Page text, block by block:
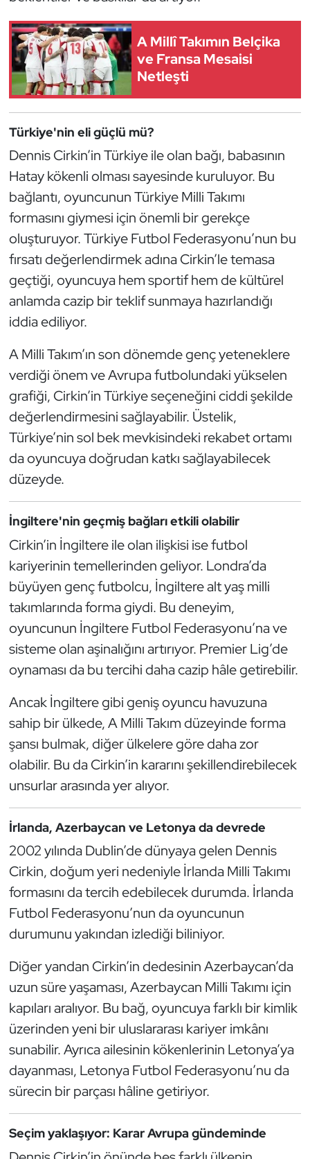
A Millî Takımın Belçika
ve Fransa Mesaisi
Netleşti
Türkiye'nin eli güçlü mü?
Dennis Cirkin’in Türkiye ile olan bağı, babasının
Hatay kökenli olması sayesinde kuruluyor. Bu
bağlantı, oyuncunun Türkiye Milli Takımı
formasını giymesi için önemli bir gerekçe
oluşturuyor. Türkiye Futbol Federasyonu’nun bu
fırsatı değerlendirmek adına Cirkin’le temasa
geçtiği, oyuncuya hem sportif hem de kültürel
anlamda cazip bir teklif sunmaya hazırlandığı
iddia ediliyor.
A Milli Takım’ın son dönemde genç yeteneklere
verdiği önem ve Avrupa futbolundaki yükselen
grafiği, Cirkin’in Türkiye seçeneğini ciddi şekilde
değerlendirmesini sağlayabilir. Üstelik,
Türkiye’nin sol bek mevkisindeki rekabet ortamı
da oyuncuya doğrudan katkı sağlayabilecek
düzeyde.
İngiltere'nin geçmiş bağları etkili olabilir
Cirkin’in İngiltere ile olan ilişkisi ise futbol
kariyerinin temellerinden geliyor. Londra’da
büyüyen genç futbolcu, İngiltere alt yaş milli
takımlarında forma giydi. Bu deneyim,
oyuncunun İngiltere Futbol Federasyonu’na ve
sisteme olan aşinalığını artırıyor. Premier Lig’de
oynaması da bu tercihi daha cazip hâle getirebilir.
Ancak İngiltere gibi geniş oyuncu havuzuna
sahip bir ülkede, A Milli Takım düzeyinde forma
şansı bulmak, diğer ülkelere göre daha zor
olabilir. Bu da Cirkin’in kararını şekillendirebilecek
unsurlar arasında yer alıyor.
İrlanda, Azerbaycan ve Letonya da devrede
2002 yılında Dublin’de dünyaya gelen Dennis
Cirkin, doğum yeri nedeniyle İrlanda Milli Takımı
formasını da tercih edebilecek durumda. İrlanda
Futbol Federasyonu’nun da oyuncunun
durumunu yakından izlediği biliniyor.
Diğer yandan Cirkin’in dedesinin Azerbaycan’da
uzun süre yaşaması, Azerbaycan Milli Takımı için
kapıları aralıyor. Bu bağ, oyuncuya farklı bir kimlik
üzerinden yeni bir uluslararası kariyer imkânı
sunabilir. Ayrıca ailesinin kökenlerinin Letonya’ya
dayanması, Letonya Futbol Federasyonu’nu da
sürecin bir parçası hâline getiriyor.
Seçim yaklaşıyor: Karar Avrupa gündeminde
Hentbol
İşitme Engelli Sporcular
Judo ve Kuraş
Kano ve Rafting
Karate
Kayak
Kempo
Kick Boks
Kürek
Masa Tenisi
Modern Pentatlon
Motor Sporları
Muay Thai
Okçuluk
Optimist
Oryantiring
Özel Sporcular
Paralimpik
Ragbi
Satranç
Su Topu
Sualtı Sporları
Tekvando
Triatlon
Voleybol
Vücut Geliştirme Fitness
Wushu Kungfu
Yelken
Yüzme